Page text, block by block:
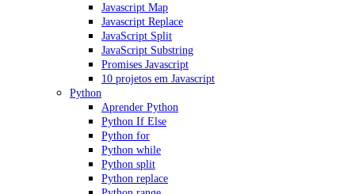
Javascript Map
Javascript Replace
JavaScript Split
JavaScript Substring
Promises Javascript
10 projetos em Javascript
Python
Aprender Python
Python If Else
Python for
Python while
Python split
Python replace